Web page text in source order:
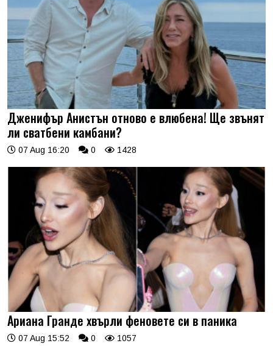
Дженифър Анистън отново е влюбена! Ще звънят
ли сватбени камбани?
07 Aug 16:20 0 1428
Ариана Гранде хвърли феновете си в паника
07 Aug 15:52 0 1057